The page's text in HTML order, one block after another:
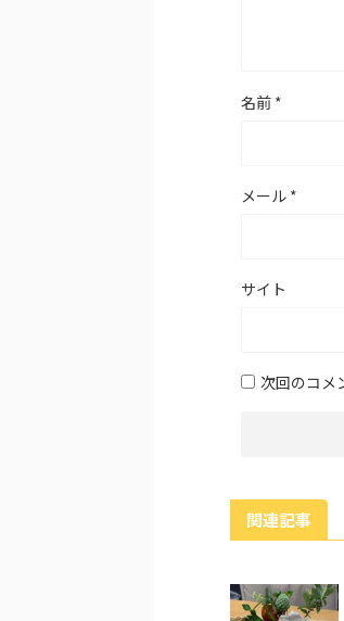
名前 *
メール *
サイト
次回のコメ
関連記事